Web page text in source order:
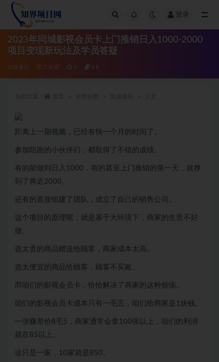
登录
2023年同城影视会员卡上门推销日入1000-2000
项目变现新玩法及学员答疑
实操项目 3 年前 0 9.8
距离上一期视频，已经有快一个月的时间了。
参加陪跑的小伙伴们，都取得了不错的成绩。
有的能做到日入1000，有的甚至上门推销的第一天，就挣
到了将近2000。
还有的直接组建了团队，成立了自己的销售公司。
这个项目的原理呢，就是基于大环境下，商家的生意不好
做。
选太贵的商品赠送给顾客，商家成本太高。
选太便宜的商品给顾客，顾客不买账。
而咱们的影视会员卡，恰恰解决了商家的这种烦恼。
咱们的影视会员卡成本只有一毛五，咱们给商家是1块钱。
一张赚差价8毛5，商家通常会拿100张以上，咱们的利润
就在85以上。
这只是一家，10家就是850。